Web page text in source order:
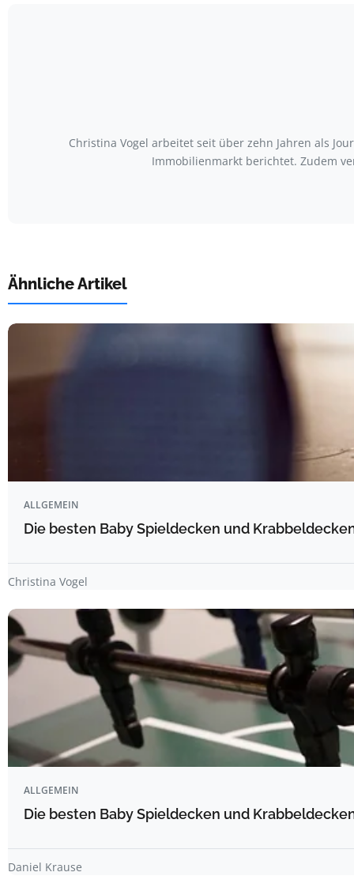
Christina Vogel arbeitet seit über zehn Jahren als
Immobilienmarkt berichtet. Zudem
Ähnliche Artikel
ALLGEMEIN
Die besten Baby Spieldecken und
Christina Vogel
ALLGEMEIN
Die besten Baby Spieldecken und
Daniel Krause